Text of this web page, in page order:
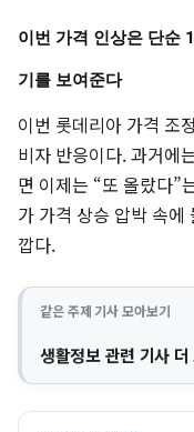
이번 가격 인상은 단순
기를 보여준다
이번 롯데리아 가격 조
비자 반응이다. 과거에
면 이제는 “또 올랐다”
가 가격 상승 압박 속
깝다.
같은 주제 기사 모아보기
생활정보 관련 기사 더